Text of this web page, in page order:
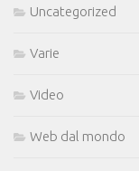
Uncategorized
Varie
Video
Web dal mondo